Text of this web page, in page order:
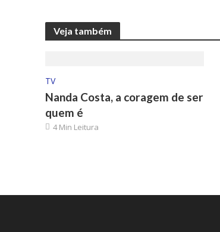
Veja também
TV
Nanda Costa, a coragem de ser
quem é
4 Min Leitura